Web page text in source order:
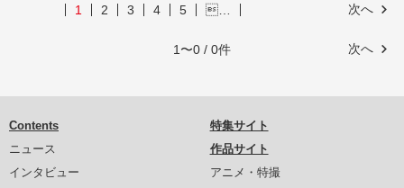
次へ
1 2 3 4 5 …
次へ
1〜0 / 0件
Contents
ニュース
インタビュー
特集サイト
作品サイト
アニメ・特撮